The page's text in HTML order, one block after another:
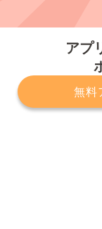
アプ
無料
プライバ
サービスに関